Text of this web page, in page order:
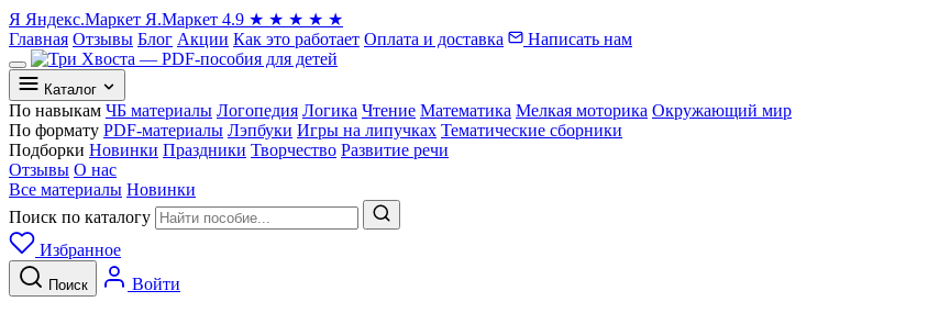
Я Яндекс.Маркет Я.Маркет 4.9 ★ ★ ★ ★ ★
Главная Отзывы Блог Акции Как это работает Оплата и доставка Написать нам
Каталог
По навыкам ЧБ материалы Логопедия Логика Чтение Математика Мелкая моторика Окружающий мир
По формату PDF-материалы Лэпбуки Игры на липучках Тематические сборники
Подборки Новинки Праздники Творчество Развитие речи
Отзывы О нас
Все материалы Новинки
Поиск по каталогу
Избранное
Поиск Войти